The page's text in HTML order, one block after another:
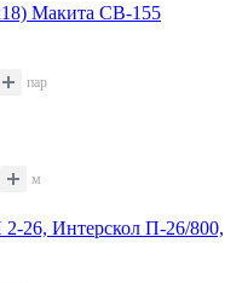
Макита CB-155
пар
м
2-26, Интерскол П-26/800,